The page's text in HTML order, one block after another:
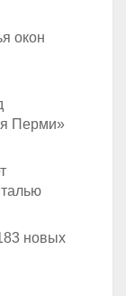
окон
Перми»
новых